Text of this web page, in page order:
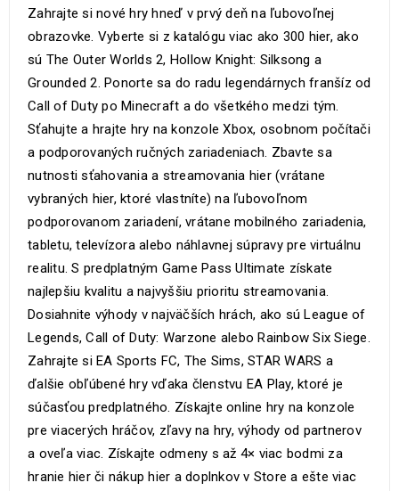
Zahrajte si nové hry hneď v prvý deň na ľubovoľnej
obrazovke. Vyberte si z katalógu viac ako 300 hier, ako
sú The Outer Worlds 2, Hollow Knight: Silksong a
Grounded 2. Ponorte sa do radu legendárnych franšíz od
Call of Duty po Minecraft a do všetkého medzi tým.
Sťahujte a hrajte hry na konzole Xbox, osobnom počítači
a podporovaných ručných zariadeniach. Zbavte sa
nutnosti sťahovania a streamovania hier (vrátane
vybraných hier, ktoré vlastníte) na ľubovoľnom
podporovanom zariadení, vrátane mobilného zariadenia,
tabletu, televízora alebo náhlavnej súpravy pre virtuálnu
realitu. S predplatným Game Pass Ultimate získate
najlepšiu kvalitu a najvyššiu prioritu streamovania.
Dosiahnite výhody v najväčších hrách, ako sú League of
Legends, Call of Duty: Warzone alebo Rainbow Six Siege.
Zahrajte si EA Sports FC, The Sims, STAR WARS a
ďalšie obľúbené hry vďaka členstvu EA Play, ktoré je
súčasťou predplatného. Získajte online hry na konzole
pre viacerých hráčov, zľavy na hry, výhody od partnerov
a oveľa viac. Získajte odmeny s až 4× viac bodmi za
hranie hier či nákup hier a doplnkov v Store a ešte viac